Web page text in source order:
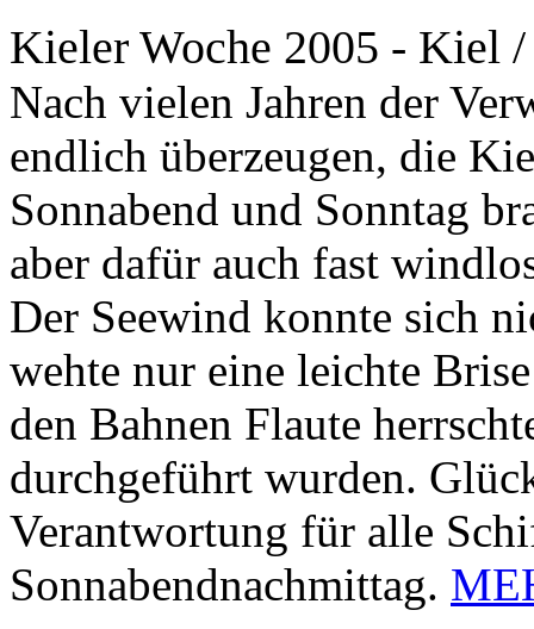
Kieler Woche 2005 - Kiel /
Nach vielen Jahren der
endlich überzeugen, die
Sonnabend und Sonntag
aber dafür auch fast
Der Seewind konnte sich
wehte nur eine leichte
den Bahnen Flaute
durchgeführt wurden.
Verantwortung für alle
Sonnabendnachmittag.